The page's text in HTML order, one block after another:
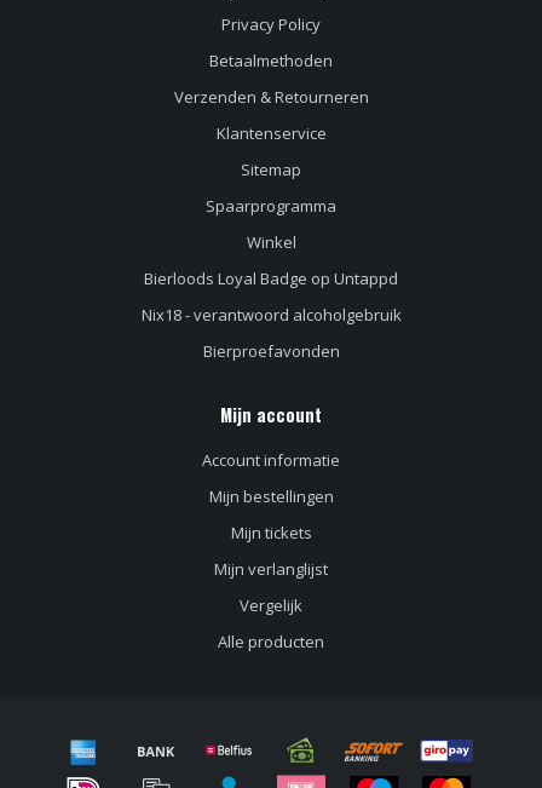
Privacy Policy
Betaalmethoden
Verzenden & Retourneren
Klantenservice
Sitemap
Spaarprogramma
Winkel
Bierloods Loyal Badge op Untappd
Nix18 - verantwoord alcoholgebruik
Bierproefavonden
Mijn account
Account informatie
Mijn bestellingen
Mijn tickets
Mijn verlanglijst
Vergelijk
Alle producten